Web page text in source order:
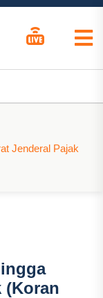
Jenderal Pajak
(Koran